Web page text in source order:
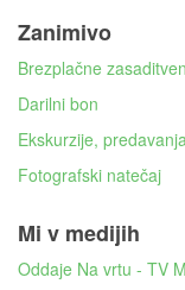
Zanimivo
Brezplačne
Darilni bon
Ekskurzije,
Fotografski natečaj
Mi v medijih
Oddaje Na vrtu - TV